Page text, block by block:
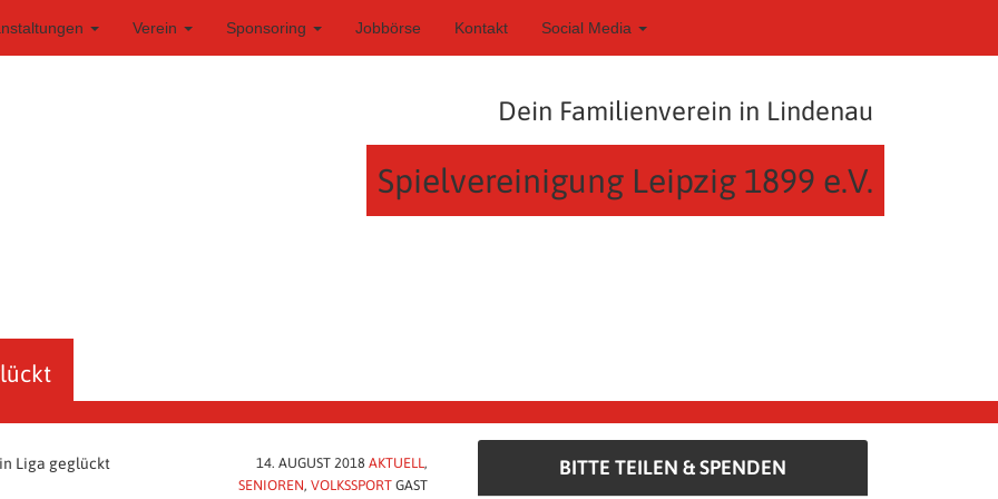
Verein Sponsoring Jobbörse Kontakt Social Media
Dein Familienverein in Lindenau
Spielvereinigung Leipzig 1899 e.V.
Liga geglückt 14. AUGUST 2018 AKTUELL,
SENIOREN, VOLKSSPORTGAST
BITTE TEILEN & SPENDEN